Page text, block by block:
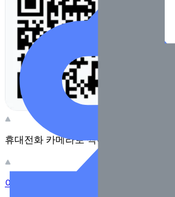
휴대전화 카메라로 찍어보세요
이 주유소의 사장님이신가요?